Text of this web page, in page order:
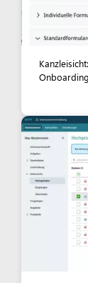
Onboarding